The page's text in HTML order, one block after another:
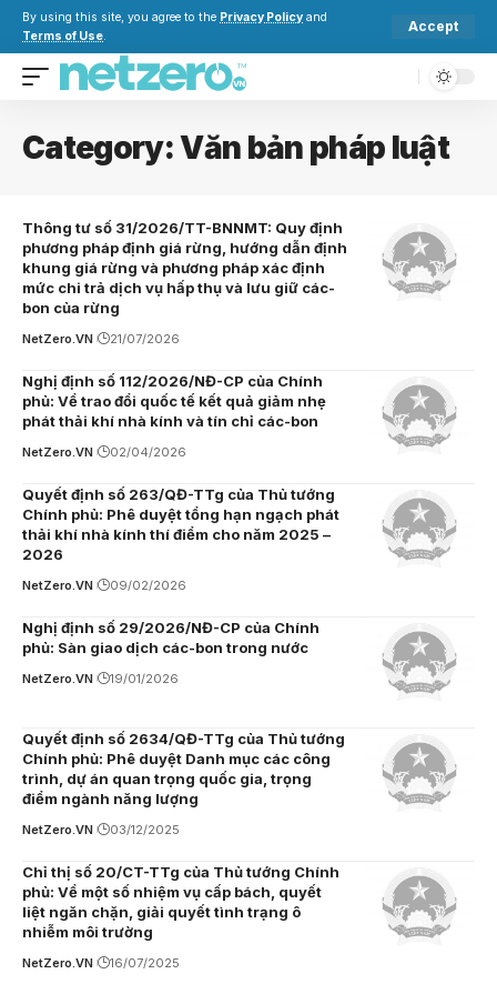
By using this site, you agree to the Privacy Policy and
Terms of Use.
Accept
Category:Văn bản pháp luật
Thông tư số 31/2026/TT-BNNMT: Quy định
phương pháp định giá rừng, hướng dẫn định
khung giá rừng và phương pháp xác định
mức chi trả dịch vụ hấp thụ và lưu giữ các-
bon của rừng
NetZero.VN 21/07/2026
Nghị định số 112/2026/NĐ-CP của Chính
phủ: Về trao đổi quốc tế kết quả giảm nhẹ
phát thải khí nhà kính và tín chỉ các-bon
NetZero.VN 02/04/2026
Quyết định số 263/QĐ-TTg của Thủ tướng
Chính phủ: Phê duyệt tổng hạn ngạch phát
thải khí nhà kính thí điểm cho năm 2025 –
2026
NetZero.VN 09/02/2026
Nghị định số 29/2026/NĐ-CP của Chính
phủ: Sàn giao dịch các-bon trong nước
NetZero.VN 19/01/2026
Quyết định số 2634/QĐ-TTg của Thủ tướng
Chính phủ: Phê duyệt Danh mục các công
trình, dự án quan trọng quốc gia, trọng
điểm ngành năng lượng
NetZero.VN 03/12/2025
Chỉ thị số 20/CT-TTg của Thủ tướng Chính
phủ: Về một số nhiệm vụ cấp bách, quyết
liệt ngăn chặn, giải quyết tình trạng ô
nhiễm môi trường
NetZero.VN 16/07/2025